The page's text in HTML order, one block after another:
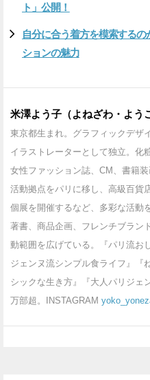
ト」公開！
自分に合う着方を模索する
ションの魅力
米澤よう子（よねざわ・よう
東京都生まれ。グラフィックデザ
イラストレーターとして独立。化
女性ファッション誌、CM、書籍
活動拠点をパリに移し、高級百貨
個展を開催するなど、多彩な活動
著書、商品企画、フレンチブラン
動範囲を広げている。『パリ流お
ジェンヌ流シンプル食ライフ』『
シックな生き方』『大人パリジェ
万部超。INSTAGRAM